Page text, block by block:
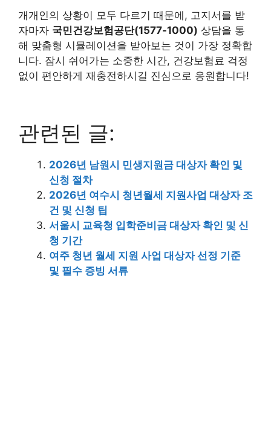
개개인의 상황이 모두 다르기 때문에, 고지서를 받
자마자 국민건강보험공단(1577-1000) 상담을 통
해 맞춤형 시뮬레이션을 받아보는 것이 가장 정확합
니다. 잠시 쉬어가는 소중한 시간, 건강보험료 걱정
없이 편안하게 재충전하시길 진심으로 응원합니다!
관련된 글:
2026년 남원시 민생지원금 대상자 확인 및
신청 절차
2026년 여수시 청년월세 지원사업 대상자 조
건 및 신청 팁
서울시 교육청 입학준비금 대상자 확인 및 신
청 기간
여주 청년 월세 지원 사업 대상자 선정 기준
및 필수 증빙 서류